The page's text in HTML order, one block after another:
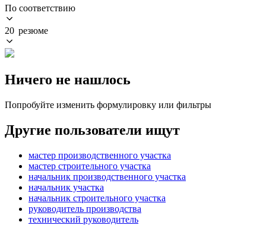
По соответствию
20 резюме
Ничего не нашлось
Попробуйте изменить формулировку или фильтры
Другие пользователи ищут
мастер производственного участка
мастер строительного участка
начальник производственного участка
начальник участка
начальник строительного участка
руководитель производства
технический руководитель